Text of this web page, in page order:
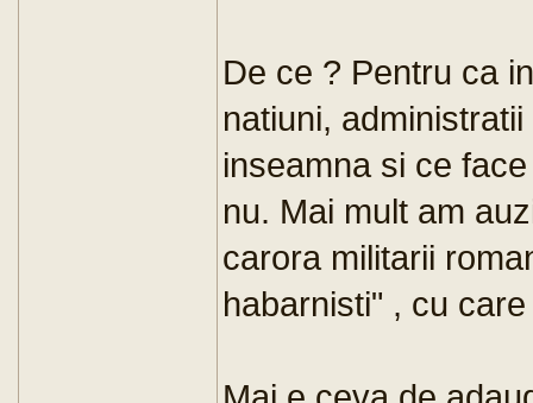
De ce ? Pentru ca
natiuni,
inseamna si ce
nu. Mai mult am
carora militarii
habarnisti" , cu